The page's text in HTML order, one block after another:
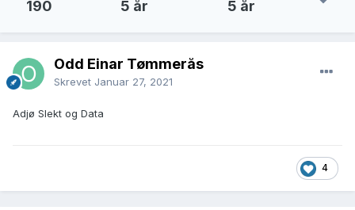
190 5 år 5 år
Odd Einar Tømmerås
Skrevet Januar 27, 2021
Adjø Slekt og Data
4